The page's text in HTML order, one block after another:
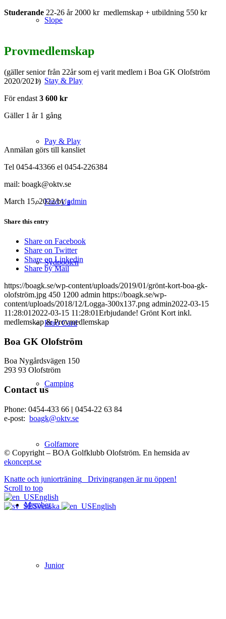
Slope
Stay & Play
Pay & Play
Find Us
Sydpoolen
Intro Card
Camping
Golfamore
Member
Junior
Studerande 22-26 år 2000 kr medlemskap + utbildning 550 kr
Provmedlemskap
(gäller senior från 22år som ej varit medlem i Boa GK Olofström
2020/2021)
För endast3 600 kr
Gäller 1 år 1 gång
Anmälan görs till kansliet
Tel 0454-43366 el 0454-226384
mail: boagk@oktv.se
March 15, 2022/byadmin
Share this entry
Share on Facebook
Share on Twitter
Share on Linkedin
Share by Mail
https://boagk.se/wp-content/uploads/2019/01/grönt-kort-boa-gk-
olofström.jpg 450 1200 admin https://boagk.se/wp-
content/uploads/2018/12/Logga-300x137.png admin2022-03-15
11:28:01 2022-03-15 11:28:01Erbjudande! Grönt Kort inkl.
medlemskap & Provmedlemskap
Boa GK Olofström
Boa Nygårdsvägen 150
293 93 Olofström
Contact us
Phone: 0454-433 66 | 0454-22 63 84
e-post: boagk@oktv.se
© Copyright – BOA Golfklubb Olofström. En hemsida av
ekoncept.se
Knatte och juniorträning
Drivingrangen är nu öppen!
Scroll to top
English
Svenska
English